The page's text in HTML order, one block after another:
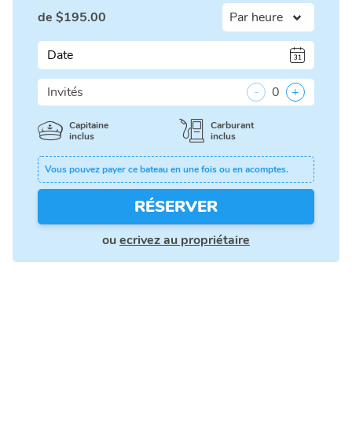
de $195.00
Date
Invités - 0 +
Capitaine
inclus
Carburant
inclus
Vous pouvez payer ce bateau en une fois ou en acomptes.
RÉSERVER
ouecrivez au propriétaire